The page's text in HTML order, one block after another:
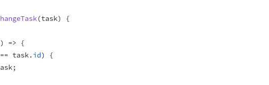
(task)
{
) => {
task. id)
{
;